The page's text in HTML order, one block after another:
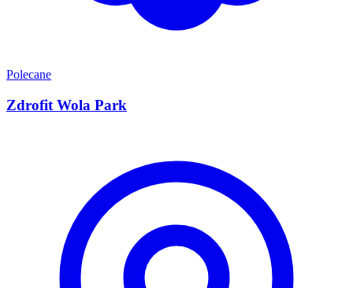
Polecane
Zdrofit Wola Park